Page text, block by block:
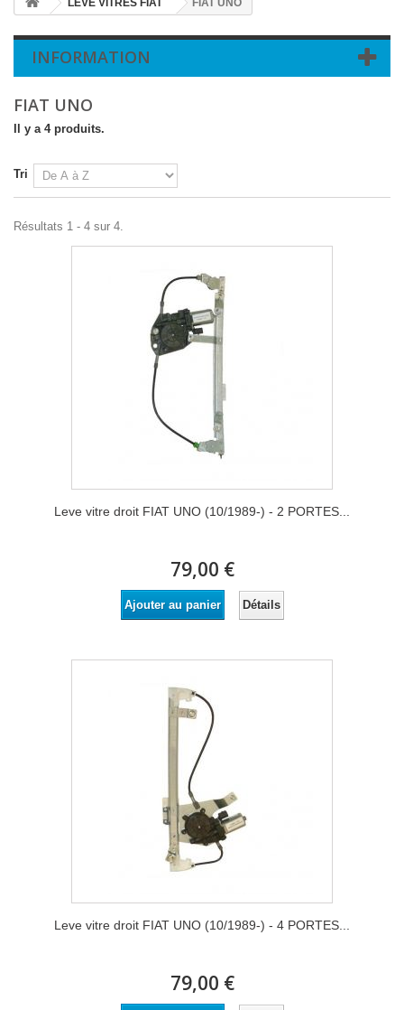
LEVE VITRES FIAT FIAT UNO
INFORMATION
FIAT UNO
Il y a 4 produits.
Tri
Résultats 1 - 4 sur 4.
Leve vitre droit FIAT UNO (10/1989-) - 2 PORTES...
79,00 €
Ajouter au panier Détails
Leve vitre droit FIAT UNO (10/1989-) - 4 PORTES...
79,00 €